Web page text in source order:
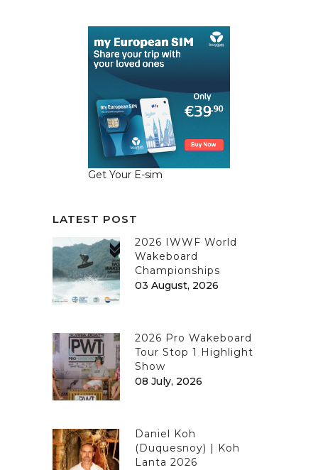
Get Your E-sim
LATEST POST
2026 IWWF World
Wakeboard
Championships
03 August, 2026
2026 Pro Wakeboard
Tour Stop 1 Highlight
Show
08 July, 2026
Daniel Koh
(Duquesnoy) | Koh
Lanta 2026